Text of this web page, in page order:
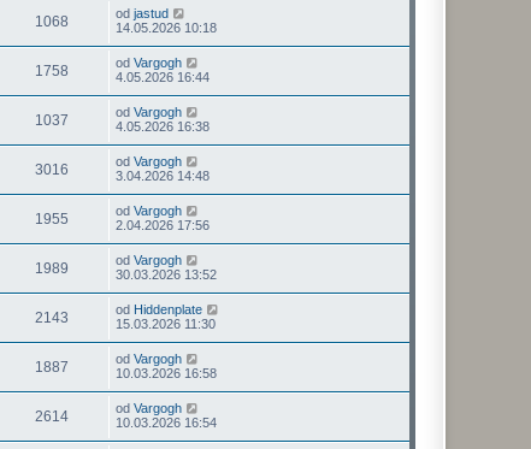
1068 od jastud
14.05.2026 10:18
1758 od Vargogh
4.05.2026 16:44
1037 od Vargogh
4.05.2026 16:38
3016 od Vargogh
3.04.2026 14:48
1955 od Vargogh
2.04.2026 17:56
1989 od Vargogh
30.03.2026 13:52
2143 od Hiddenplate
15.03.2026 11:30
1887 od Vargogh
10.03.2026 16:58
2614 od Vargogh
10.03.2026 16:54